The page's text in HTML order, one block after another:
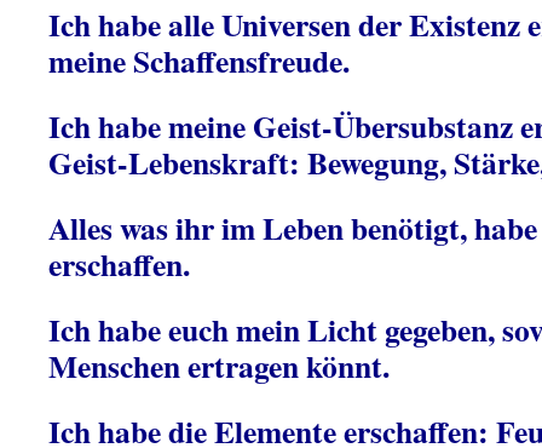
Ich habe alle Universen der Existenz
meine Schaffensfreude.
Ich habe meine Geist-Übersubstanz
Geist-Lebenskraft: Bewegung,
Alles was ihr im Leben benötigt,
erschaffen.
Ich habe euch mein Licht gegeben,
Menschen ertragen könnt.
Ich habe die Elemente erschaffen: